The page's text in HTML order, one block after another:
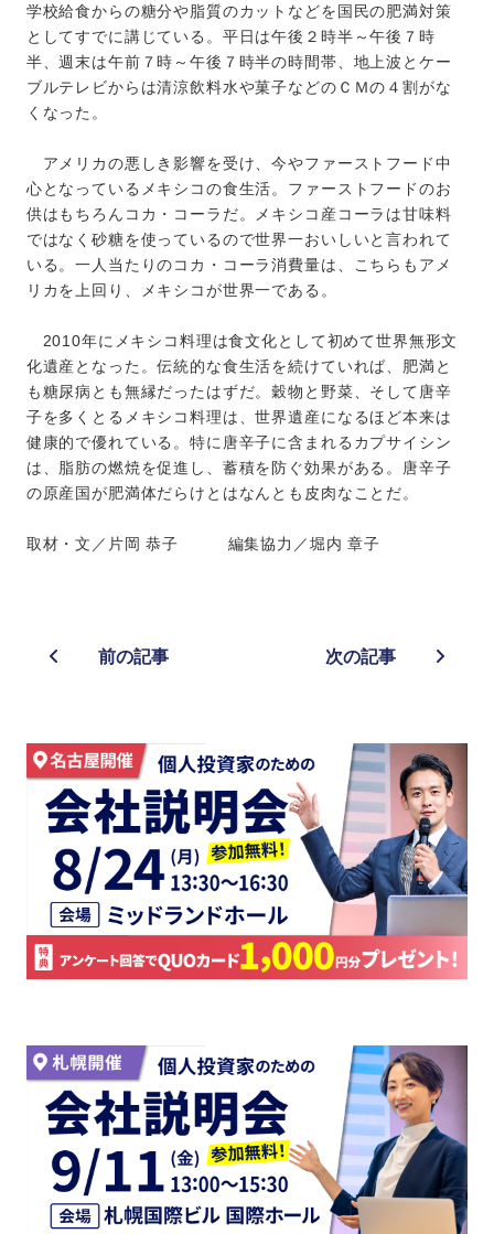
学校給食からの糖分や脂質のカットなどを国民の肥満対策
としてすでに講じている。平日は午後２時半～午後７時
半、週末は午前７時～午後７時半の時間帯、地上波とケー
ブルテレビからは清涼飲料水や菓子などのＣＭの４割がな
くなった。
アメリカの悪しき影響を受け、今やファーストフード中
心となっているメキシコの食生活。ファーストフードのお
供はもちろんコカ・コーラだ。メキシコ産コーラは甘味料
ではなく砂糖を使っているので世界一おいしいと言われて
いる。一人当たりのコカ・コーラ消費量は、こちらもアメ
リカを上回り、メキシコが世界一である。
2010年にメキシコ料理は食文化として初めて世界無形文
化遺産となった。伝統的な食生活を続けていれば、肥満と
も糖尿病とも無縁だったはずだ。穀物と野菜、そして唐辛
子を多くとるメキシコ料理は、世界遺産になるほど本来は
健康的で優れている。特に唐辛子に含まれるカプサイシン
は、脂肪の燃焼を促進し、蓄積を防ぐ効果がある。唐辛子
の原産国が肥満体だらけとはなんとも皮肉なことだ。
取材・文／片岡 恭子 編集協力／堀内 章子
前の記事 次の記事